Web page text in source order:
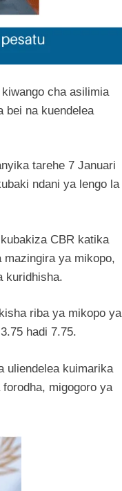
cha asilimia
bei na kuendelea
tarehe 7 Januari
ndani ya lengo la
CBR katika
ya mikopo,
kuridhisha.
riba ya mikopo ya
hadi 7.75.
uliendelea kuimarika
migogoro ya